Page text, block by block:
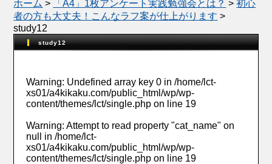
ホーム > 「A4」1枚アンケート実践勉強会とは？ >初心
者の方も大丈夫！こんなラフ案が仕上がります >
study12
study12
Warning: Undefined array key 0 in/home/lct-
xs01/a4kikaku.com/public_html/wp/wp-
content/themes/lct/single.php on line 19
Warning: Attempt to read property "cat_name" on
null in/home/lct-
xs01/a4kikaku.com/public_html/wp/wp-
content/themes/lct/single.php on line 19